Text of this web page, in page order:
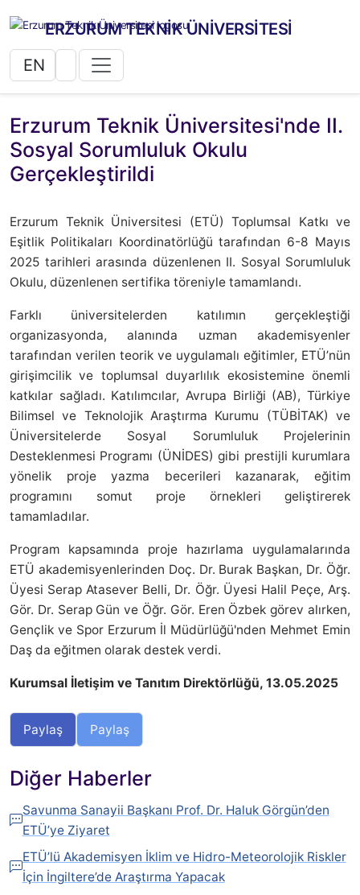
ERZURUM TEKNİK ÜNİVERSİTESİ
EN
Erzurum Teknik Üniversitesi'nde II.
Sosyal Sorumluluk Okulu
Gerçekleştirildi
Erzurum Teknik Üniversitesi (ETÜ) Toplumsal Katkı ve
Eşitlik Politikaları Koordinatörlüğü tarafından 6-8 Mayıs
2025 tarihleri arasında düzenlenen II. Sosyal Sorumluluk
Okulu, düzenlenen sertifika töreniyle tamamlandı.
Farklı üniversitelerden katılımın gerçekleştiği
organizasyonda, alanında uzman akademisyenler
tarafından verilen teorik ve uygulamalı eğitimler, ETÜ’nün
girişimcilik ve toplumsal duyarlılık ekosistemine önemli
katkılar sağladı. Katılımcılar, Avrupa Birliği (AB), Türkiye
Bilimsel ve Teknolojik Araştırma Kurumu (TÜBİTAK) ve
Üniversitelerde Sosyal Sorumluluk Projelerinin
Desteklenmesi Programı (ÜNİDES) gibi prestijli kurumlara
yönelik proje yazma becerileri kazanarak, eğitim
programını somut proje örnekleri geliştirerek
tamamladılar.
Program kapsamında proje hazırlama uygulamalarında
ETÜ akademisyenlerinden Doç. Dr. Burak Başkan, Dr. Öğr.
Üyesi Serap Atasever Belli, Dr. Öğr. Üyesi Halil Peçe, Arş.
Gör. Dr. Serap Gün ve Öğr. Gör. Eren Özbek görev alırken,
Gençlik ve Spor Erzurum İl Müdürlüğü'nden Mehmet Emin
Daş da eğitmen olarak destek verdi.
Kurumsal İletişim ve Tanıtım Direktörlüğü, 13.05.2025
Paylaş Paylaş
Diğer Haberler
Savunma Sanayii Başkanı Prof. Dr. Haluk Görgün’den
ETÜ’ye Ziyaret
ETÜ’lü Akademisyen İklim ve Hidro-Meteorolojik Riskler
İçin İngiltere’de Araştırma Yapacak